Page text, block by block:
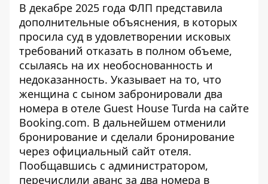
В декабре 2025 года ФЛП представила
дополнительные объяснения, в которых
просила суд в удовлетворении исковых
требований отказать в полном объеме,
ссылаясь на их необоснованность и
недоказанность. Указывает на то, что
женщина с сыном забронировали два
номера в отеле Guest House Turda на сайте
Booking.com. В дальнейшем отменили
бронирование и сделали бронирование
через официальный сайт отеля.
Пообщавшись с администратором,
перечислили аванс за два номера в